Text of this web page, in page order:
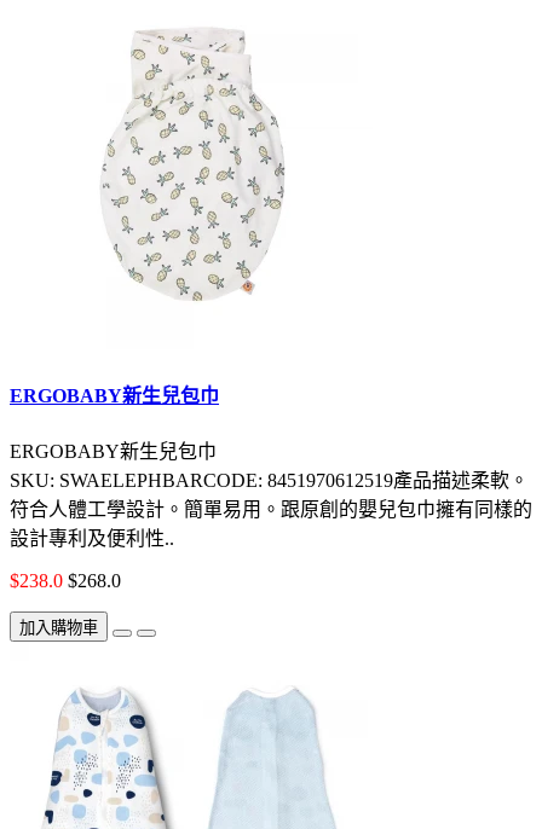
ERGOBABY新生兒包巾
ERGOBABY新生兒包巾
SKU: SWAELEPHBARCODE: 8451970612519產品描述柔軟。
符合人體工學設計。簡單易用。跟原創的嬰兒包巾擁有同樣的
設計專利及便利性..
$238.0 $268.0
加入購物車